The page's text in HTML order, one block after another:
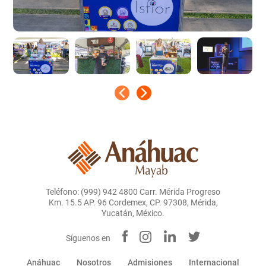
Teléfono: (999) 942 4800 Carr. Mérida Progreso
Km. 15.5 AP. 96 Cordemex, CP. 97308, Mérida,
Yucatán, México.
Síguenos en
Anáhuac Nosotros Admisiones Internacional